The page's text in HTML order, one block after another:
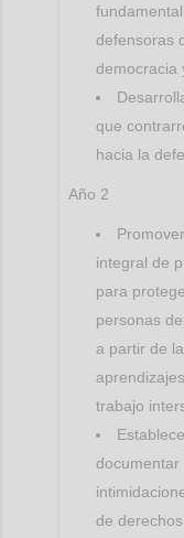
defensoras
democracia
que
hacia la
Año 2
integral de
para
personas
a partir de
trabajo
documentar
de